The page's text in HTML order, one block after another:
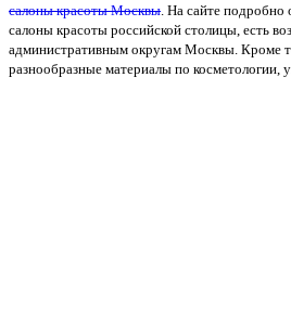
салоны красоты Москвы . На сайте
салоны красоты российской столицы, есть
административным округам Москвы. Кроме
разнообразные материалы по косметологии,